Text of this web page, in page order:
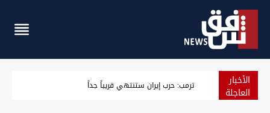
الأخبار
العاجلة الذهب يستقر ويتجه لأكبر مكسب أسبوعي منذ كانون الثاني